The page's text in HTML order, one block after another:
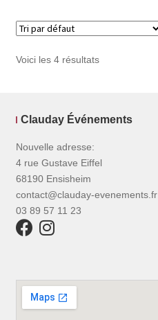
Voici les 4 résultats
Clauday Événements
Nouvelle adresse:
4 rue Gustave Eiffel
68190 Ensisheim
contact@clauday-evenements.fr
03 89 57 11 23